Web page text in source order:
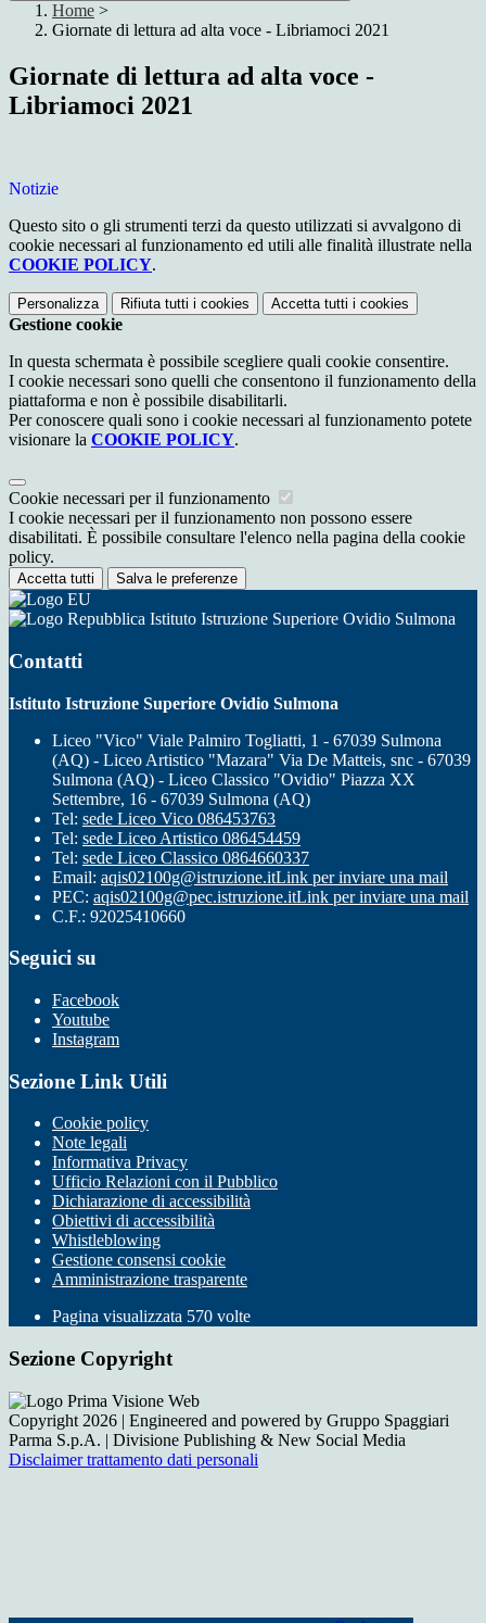
Home >
Giornate di lettura ad alta voce - Libriamoci 2021
Giornate di lettura ad alta voce -
Libriamoci 2021
Notizie
Questo sito o gli strumenti terzi da questo utilizzati si avvalgono di
cookie necessari al funzionamento ed utili alle finalità illustrate nella
COOKIE POLICY.
Personalizza Rifiuta tutti i cookies Accetta tutti i cookies
Gestione cookie
In questa schermata è possibile scegliere quali cookie consentire.
I cookie necessari sono quelli che consentono il funzionamento della
piattaforma e non è possibile disabilitarli.
Per conoscere quali sono i cookie necessari al funzionamento potete
visionare la COOKIE POLICY.
Cookie necessari per il funzionamento
I cookie necessari per il funzionamento non possono essere
disabilitati. È possibile consultare l'elenco nella pagina della cookie
policy.
Accetta tutti Salva le preferenze
Istituto Istruzione Superiore Ovidio Sulmona
Contatti
Istituto Istruzione Superiore Ovidio Sulmona
Liceo "Vico" Viale Palmiro Togliatti, 1 - 67039 Sulmona
(AQ) - Liceo Artistico "Mazara" Via De Matteis, snc - 67039
Sulmona (AQ) - Liceo Classico "Ovidio" Piazza XX
Settembre, 16 - 67039 Sulmona (AQ)
Tel: sede Liceo Vico 086453763
Tel: sede Liceo Artistico 086454459
Tel: sede Liceo Classico 0864660337
Email: aqis02100g@istruzione.itLink per inviare una mail
PEC: aqis02100g@pec.istruzione.itLink per inviare una mail
C.F.: 92025410660
Seguici su
Facebook
Youtube
Instagram
Sezione Link Utili
Cookie policy
Note legali
Informativa Privacy
Ufficio Relazioni con il Pubblico
Dichiarazione di accessibilità
Obiettivi di accessibilità
Whistleblowing
Gestione consensi cookie
Amministrazione trasparente
Pagina visualizzata 570 volte
Sezione Copyright
Copyright 2026 | Engineered and powered by Gruppo Spaggiari
Parma S.p.A. | Divisione Publishing & New Social Media
Disclaimer trattamento dati personali